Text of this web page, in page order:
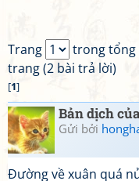
Trang
trong tổng
trang (2 bài trả lời)
[1]
Bản dịch
Gửi bởi
Đường về xuân quá